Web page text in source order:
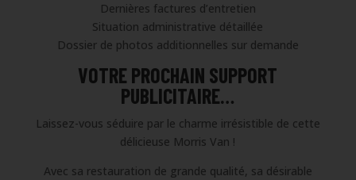
Dernières factures d’entretien
Situation administrative détaillée
Dossier de photos additionnelles sur demande
VOTRE PROCHAIN SUPPORT
PUBLICITAIRE…
Laissez-vous séduire par le charme irrésistible de cette
délicieuse Morris Van !
Avec sa restauration de grande qualité, sa désirable